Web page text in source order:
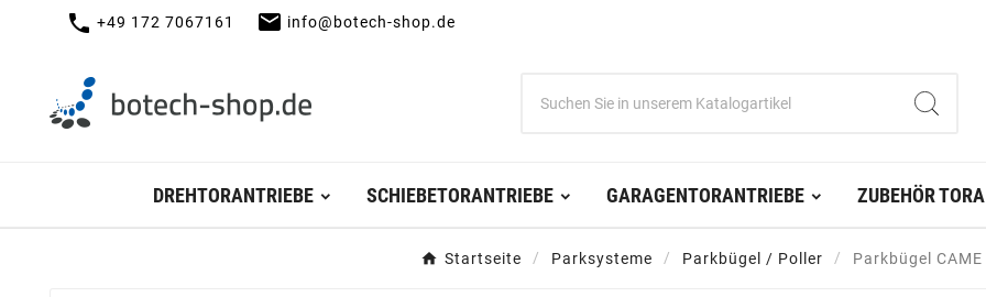
call +49 172 7067161 mail info@botech-shop.de
DREHTORANTRIEBE SCHIEBETORANTRIEBE GARAGENTORANTRIEBE ZUBEHÖR
Startseite Parksysteme Parkbügel / Poller Parkbügel CAME